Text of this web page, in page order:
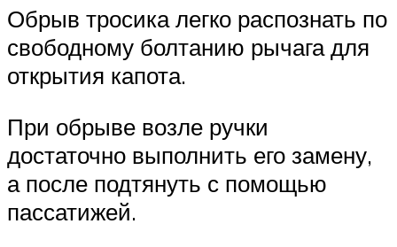
Обрыв тросика легко распознать по
свободному болтанию рычага для
открытия капота.
При обрыве возле ручки
достаточно выполнить его замену,
а после подтянуть с помощью
пассатижей.